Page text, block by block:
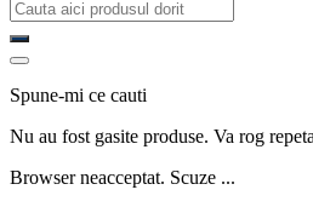
Spune-mi ce cauti
Nu au fost gasite produse. Va rog
Browser neacceptat. Scuze ...